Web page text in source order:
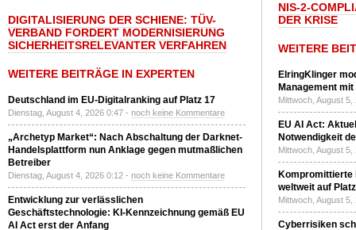
DIGITALISIERUNG DER SCHIENE: TÜV-
VERBAND FORDERT MODERNISIERUNG
SICHERHEITSRELEVANTER VERFAHREN
WEITERE BEITRÄGE IN EXPERTEN
Deutschland im EU-Digitalranking auf Platz 17
Dienstag, August 4, 2026 0:47 - noch keine Kommentare
„Archetyp Market“: Nach Abschaltung der Darknet-
Handelsplattform nun Anklage gegen mutmaßlichen
Betreiber
Dienstag, August 4, 2026 0:12 - noch keine Kommentare
Entwicklung zur verlässlichen
Geschäftstechnologie: KI-Kennzeichnung gemäß EU
AI Act erst der Anfang
NIS-2-
DER KRISE
WEITERE
ElringKlinger
Management
Mittwoch, August
EU AI Act:
Notwendigkeit
Mittwoch, August
Kompromittierte
weltweit auf
Mittwoch, August
Cyberrisiken